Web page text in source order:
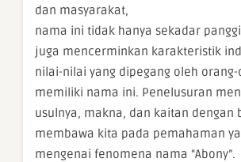
dan masyarakat,
nama ini tidak hanya sekadar
juga mencerminkan karakteristik
nilai-nilai yang dipegang oleh orang-
memiliki nama ini. Penelusuran
usulnya, makna, dan kaitan dengan
membawa kita pada pemahaman
mengenai fenomena nama “Abony”.